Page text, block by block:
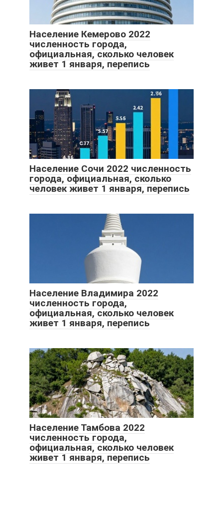
Население Кемерово 2022
численность города,
официальная, сколько человек
живет 1 января, перепись
Население Сочи 2022 численность
города, официальная, сколько
человек живет 1 января, перепись
Население Владимира 2022
численность города,
официальная, сколько человек
живет 1 января, перепись
Население Тамбова 2022
численность города,
официальная, сколько человек
живет 1 января, перепись